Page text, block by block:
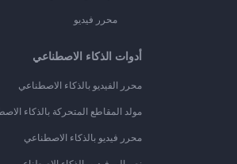
محرر فيديو
أدوات الذكاء الاصطناعي
محرر الفيديو بالذكاء الاصطناعي
مولد المقاطع المتحركة بالذكاء
محرر فيديو بالذكاء الاصطناعي